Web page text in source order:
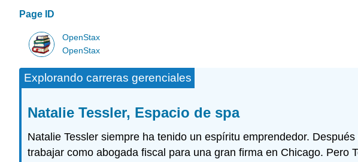
Page ID
OpenStax
OpenStax
Explorando carreras gerenciales
Natalie Tessler, Espacio de spa
Natalie Tessler siempre ha tenido un espíritu emprendedor.
trabajar como abogada fiscal para una gran firma en Chicago.